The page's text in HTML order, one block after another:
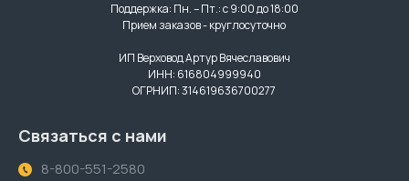
Поддержка: Пн. – Пт.: с 9:00 до 18:00
Прием заказов - круглосуточно
ИП Верховод Артур Вячеславович
ИНН: 616804999940
ОГРНИП: 314619636700277
Связаться с нами
8-800-551-2580